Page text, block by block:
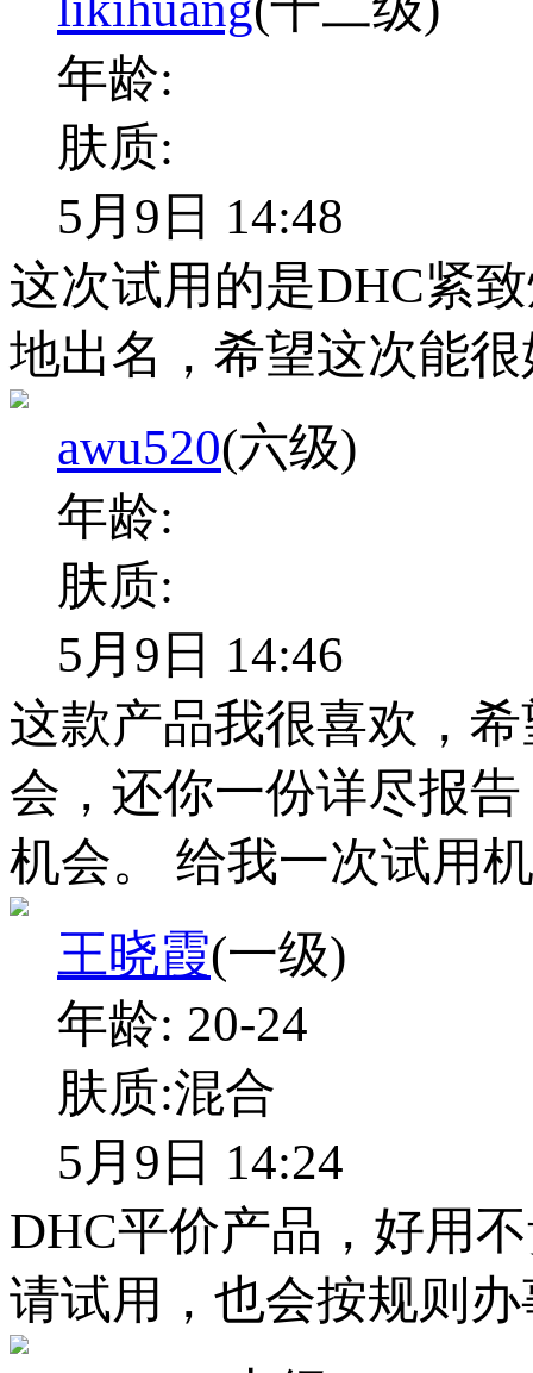
年龄:
肤质:
5月9日 14:48
这次试用的是DHC紧
地出名，希望这次能
awu520(六级)
年龄:
肤质:
5月9日 14:46
这款产品我很喜欢，
会，还你一份详尽报
机会。 给我一次试用
王晓霞(一级)
年龄: 20-24
肤质:混合
5月9日 14:24
DHC平价产品，好用
请试用，也会按规则